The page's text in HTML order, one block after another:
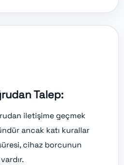
Talep:
iletişime geçmek
ancak katı kurallar
cihaz borcunun